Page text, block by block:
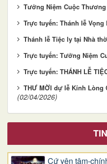
Tưởng Niệm Cuộc
Trực tuyến: Thánh lễ Vọng
Thánh lễ Tiệc ly tại Nhà
Trực tuyến: Tưởng Niệm
Trực tuyến: THÁNH LỄ
THƯ MỜI dự lễ Kính Lòng
(02/04/2026)
Cứ yên tâm-